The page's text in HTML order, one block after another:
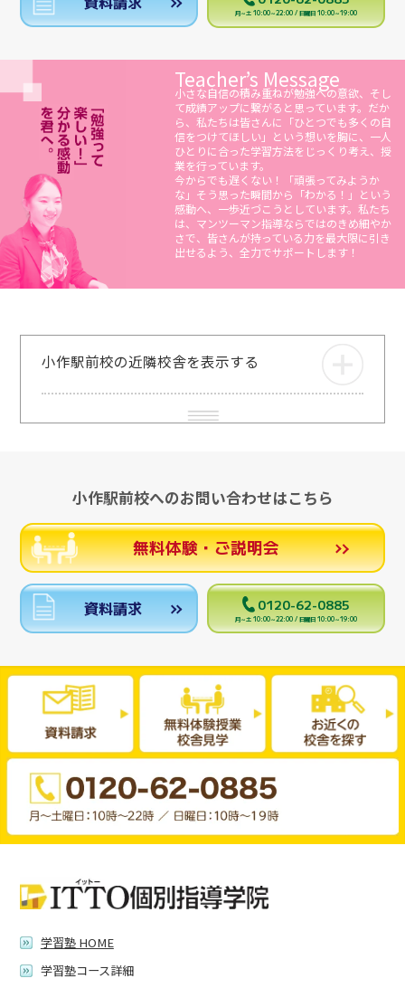
月～土 10:00～22:00 / 日曜日 10:00～19:00
Teacher’s Message
小さな自信の積み重ねが勉強への意欲、そし
て成績アップに繋がると思っています。だか
ら、私たちは皆さんに「ひとつでも多くの自
信をつけてほしい」という想いを胸に、一人
ひとりに合った学習方法をじっくり考え、授
業を行っています。
今からでも遅くない！「頑張ってみようか
な」そう思った瞬間から「わかる！」という
感動へ、一歩近づこうとしています。私たち
は、マンツーマン指導ならではのきめ細やか
さで、皆さんが持っている力を最大限に引き
出せるよう、全力でサポートします！
小作駅前校の近隣校舎を表示する
小作駅前校へのお問い合わせはこちら
無料体験・ご説明会
資料請求 0120-62-0885
月～土 10:00～22:00 / 日曜日 10:00～19:00
学習塾 HOME
学習塾コース詳細